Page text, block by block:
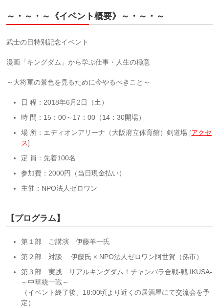
～・～・～《イベント概要》～・～・～
武士の日特別記念イベント
漫画「キングダム」から学ぶ仕事・人生の極意
～大将軍の景色を見るために今やるべきこと～
日 程：2018年6月2日（土）
時 間：15：00～17：00（14：30開場）
場 所：エディオンアリーナ（大阪府立体育館）剣道場 [アクセ
ス]
定 員：先着100名
参加費：2000円（当日現金払い）
主催：NPO法人ゼロワン
【プログラム】
第１部 ご講演 伊藤羊一氏
第２部 対談 伊藤氏 × NPO法人ゼロワン阿世賀（孫市）
第３部 実践 リアルキングダム！チャンバラ合戦-戦 IKUSA-
～中華統一戦～
（イベント終了後、18:00頃より近くの居酒屋にて交流会を予
定）